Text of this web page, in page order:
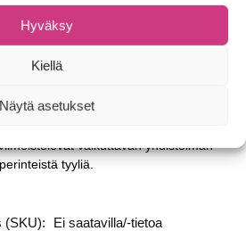
Hyväksy
Kiellä
Näytä asetukset
mutta samalla voima ja
heittämiseen todella pitkälle. Se myös
viisi haspelivapaa, joiden pituus on 9–
korkealuokkainen korkkikahva.
vaikuttavan yhdistelmän
tyyliä.
(SKU):
Ei saatavilla/-tietoa